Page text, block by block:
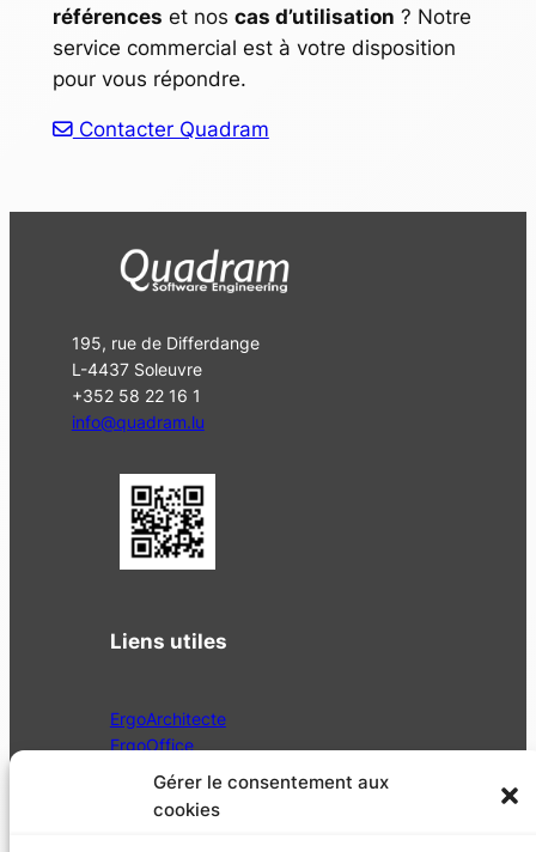
Gérer le consentement aux
cookies
références et nos cas d’utilisation ? Notre
service commercial est à votre disposition
pour vous répondre.
Contacter Quadram
195, rue de Differdange
L-4437 Soleuvre
+352 58 22 16 1
info@quadram.lu
Liens utiles
ErgoArchitecte
ErgoOffice
ErgoEntrepreneur